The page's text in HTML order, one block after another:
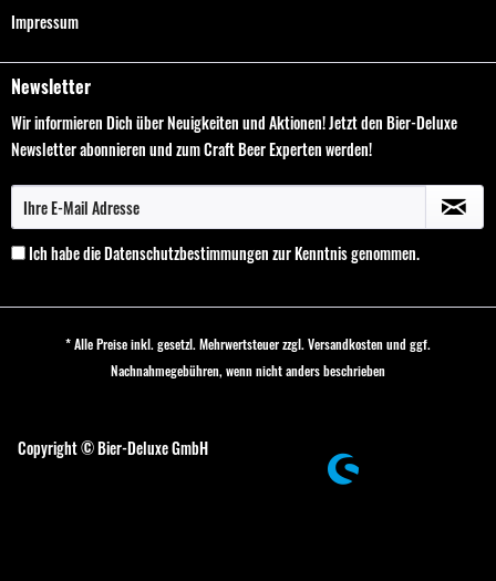
Impressum
Newsletter
Wir informieren Dich über Neuigkeiten und Aktionen! Jetzt den Bier-Deluxe
Newsletter abonnieren und zum Craft Beer Experten werden!
Ich habe dieDatenschutzbestimmungenzur Kenntnis genommen.
* Alle Preise inkl. gesetzl. Mehrwertsteuer zzgl. Versandkostenund ggf.
Nachnahmegebühren, wenn nicht anders beschrieben
Copyright © Bier-Deluxe GmbH